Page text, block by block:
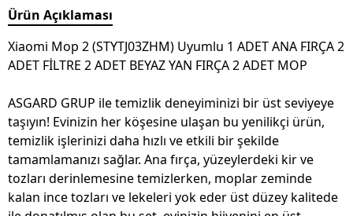
Ürün Açıklaması
Xiaomi Mop 2 (STYTJ03ZHM) Uyumlu 1 ADET ANA FIRÇA 2
ADET FİLTRE 2 ADET BEYAZ YAN FIRÇA 2 ADET MOP
ASGARD GRUP ile temizlik deneyiminizi bir üst seviyeye
taşıyın! Evinizin her köşesine ulaşan bu yenilikçi ürün,
temizlik işlerinizi daha hızlı ve etkili bir şekilde
tamamlamanızı sağlar. Ana fırça, yüzeylerdeki kir ve
tozları derinlemesine temizlerken, moplar zeminde
kalan ince tozları ve lekeleri yok eder üst düzey kalitede